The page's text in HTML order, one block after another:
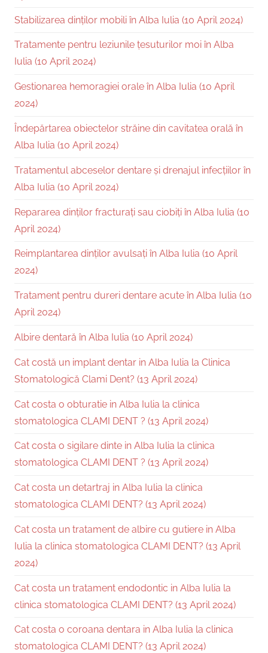
Stabilizarea dinților mobili în Alba Iulia (10 April 2024)
Tratamente pentru leziunile țesuturilor moi în Alba
Iulia (10 April 2024)
Gestionarea hemoragiei orale în Alba Iulia (10 April
2024)
Îndepărtarea obiectelor străine din cavitatea orală în
Alba Iulia (10 April 2024)
Tratamentul abceselor dentare și drenajul infecțiilor în
Alba Iulia (10 April 2024)
Repararea dinților fracturați sau ciobiți în Alba Iulia (10
April 2024)
Reimplantarea dinților avulsați în Alba Iulia (10 April
2024)
Tratament pentru dureri dentare acute în Alba Iulia (10
April 2024)
Albire dentară în Alba Iulia (10 April 2024)
Cat costă un implant dentar in Alba Iulia la Clinica
Stomatologică Clami Dent? (13 April 2024)
Cat costa o obturatie in Alba Iulia la clinica
stomatologica CLAMI DENT ? (13 April 2024)
Cat costa o sigilare dinte in Alba Iulia la clinica
stomatologica CLAMI DENT ? (13 April 2024)
Cat costa un detartraj in Alba Iulia la clinica
stomatologica CLAMI DENT? (13 April 2024)
Cat costa un tratament de albire cu gutiere in Alba
Iulia la clinica stomatologica CLAMI DENT? (13 April
2024)
Cat costa un tratament endodontic in Alba Iulia la
clinica stomatologica CLAMI DENT? (13 April 2024)
Cat costa o coroana dentara in Alba Iulia la clinica
stomatologica CLAMI DENT? (13 April 2024)